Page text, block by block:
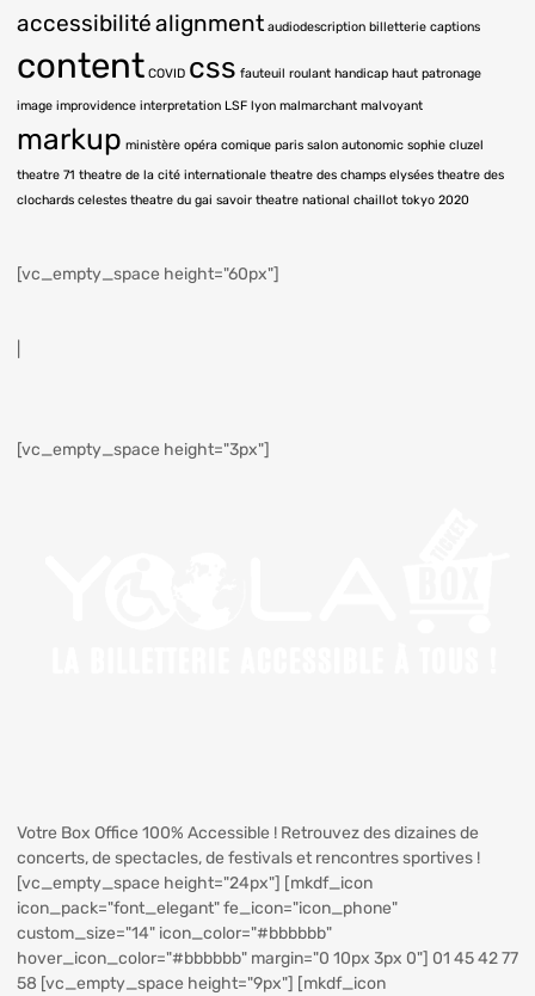
accessibilitéalignment audiodescription billetterie captions
content COVID css fauteuil roulant handicap haut patronage
image improvidence interpretation LSF lyon malmarchant malvoyant
markup ministère opéra comique paris salon autonomic sophie cluzel
theatre 71 theatre de la cité internationale theatre des champs elysées theatre des
clochards celestes theatre du gai savoir theatre national chaillot tokyo 2020
[vc_empty_space height="60px"]
[vc_empty_space height="3px"]
Votre Box Office 100% Accessible ! Retrouvez des dizaines de
concerts, de spectacles, de festivals et rencontres sportives !
[vc_empty_space height="24px"] [mkdf_icon
icon_pack="font_elegant" fe_icon="icon_phone"
custom_size="14" icon_color="#bbbbbb"
hover_icon_color="#bbbbbb" margin="0 10px 3px 0"] 01 45 42 77
58 [vc_empty_space height="9px"] [mkdf_icon